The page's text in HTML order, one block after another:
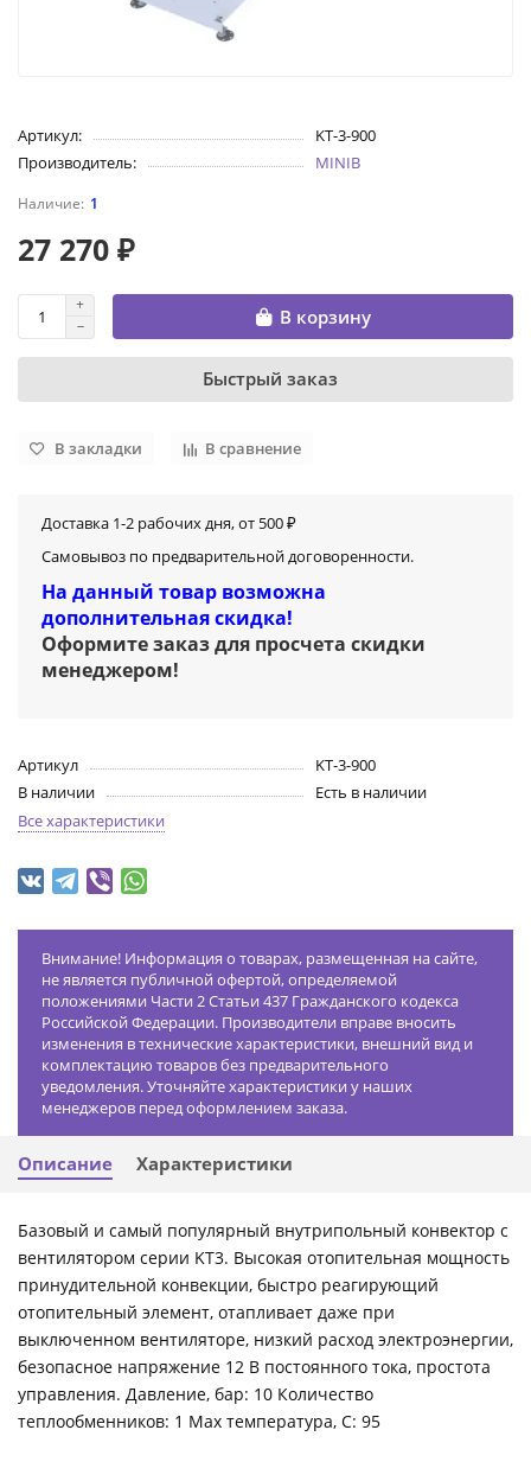
Артикул:
KT-3-900
Производитель:
MINIB
1
27 270 ₽
В корзину
Быстрый заказ
В закладки В сравнение
Доставка 1-2 рабочих дня, от 500 ₽
Самовывоз по предварительной договоренности.
На данный товар возможна
дополнительная скидка!
Оформите заказ для просчета скидки
менеджером!
Артикул
KT-3-900
В наличии
Есть в наличии
Все характеристики
Внимание! Информация о товарах, размещенная на сайте,
не является публичной офертой, определяемой
положениями Части 2 Статьи 437 Гражданского кодекса
Российской Федерации. Производители вправе вносить
изменения в технические характеристики, внешний вид и
комплектацию товаров без предварительного
уведомления. Уточняйте характеристики у наших
менеджеров перед оформлением заказа.
Описание Характеристики
Базовый и самый популярный внутрипольный конвектор с
вентилятором серии KT3. Высокая отопительная мощность
принудительной конвекции, быстро реагирующий
отопительный элемент, отапливает даже при
выключенном вентиляторе, низкий расход электроэнергии,
безопасное напряжение 12 В постоянного тока, простота
управления. Давление, бар: 10 Количество
теплообменников: 1 Max температура, С: 95